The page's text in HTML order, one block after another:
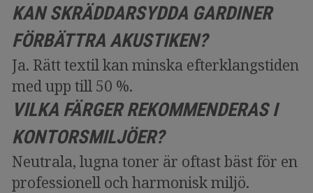
KAN SKRÄDDARSYDDA GARDINER
FÖRBÄTTRA AKUSTIKEN?
Ja. Rätt textil kan minska efterklangstiden
med upp till 50 %.
VILKA FÄRGER REKOMMENDERAS I
KONTORSMILJÖER?
Neutrala, lugna toner är oftast bäst för en
professionell och harmonisk miljö.